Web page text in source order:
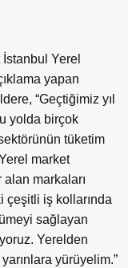
Yerel
yapan
“Geçtiğimiz yıl
yolda birçok
tüketim
market
markaları
çeşitli iş kollarında
sağlayan
Yerelden
yürüyelim.”